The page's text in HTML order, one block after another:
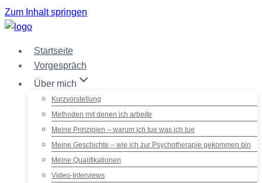
Zum Inhalt springen
Startseite
Vorgespräch
Über mich
Kurzvorstellung
Methoden mit denen ich arbeite
Meine Prinzipien – warum ich tue was ich tue
Meine Geschichte – wie ich zur Psychotherapie gekommen bin
Meine Qualifikationen
Video-Interviews